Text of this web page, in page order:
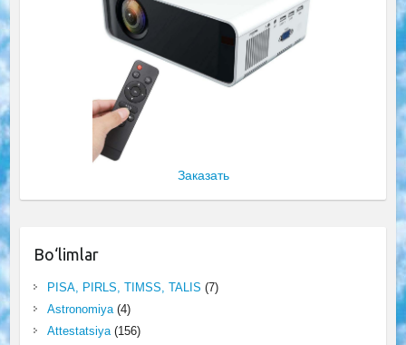
Заказать
Bo‘limlar
PISA, PIRLS, TIMSS, TALIS (7)
Astronomiya(4)
Attestatsiya(156)